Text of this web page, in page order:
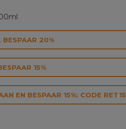
BESPAAR 20%
15%
EN BESPAAR 15%: CODE RET15